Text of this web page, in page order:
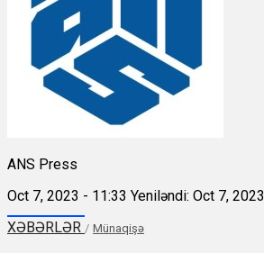
ANS Press
Oct 7, 2023 - 11:33 Yeniləndi: Oct 7,
XƏBƏRLƏR / Münaqişə